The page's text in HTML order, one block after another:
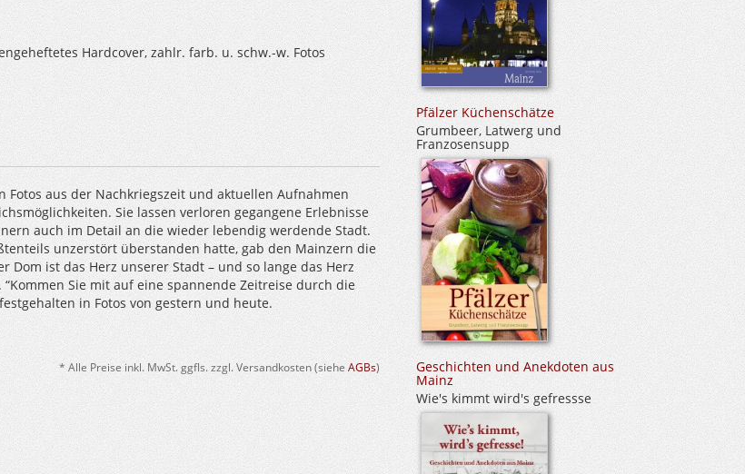
Hardcover, zahlr. farb. u. schw.-w. Fotos
Fotos aus der Nachkriegszeit und aktuellen Aufnahmen
Sie lassen verloren gegangene Erlebnisse
auch im Detail an die wieder lebendig werdende Stadt.
unzerstört überstanden hatte, gab den Mainzern die
Dom ist das Herz unserer Stadt – und so lange das Herz
Sie mit auf eine spannende Zeitreise durch die
in Fotos von gestern und heute.
* Alle Preise inkl. MwSt. ggfls. zzgl. Versandkosten (siehe AGBs)
Pfälzer Küchenschätze
Grumbeer, Latwerg und
Franzosensupp
Geschichten und Anekdoten aus
Mainz
Wie's kimmt wird's gefressse